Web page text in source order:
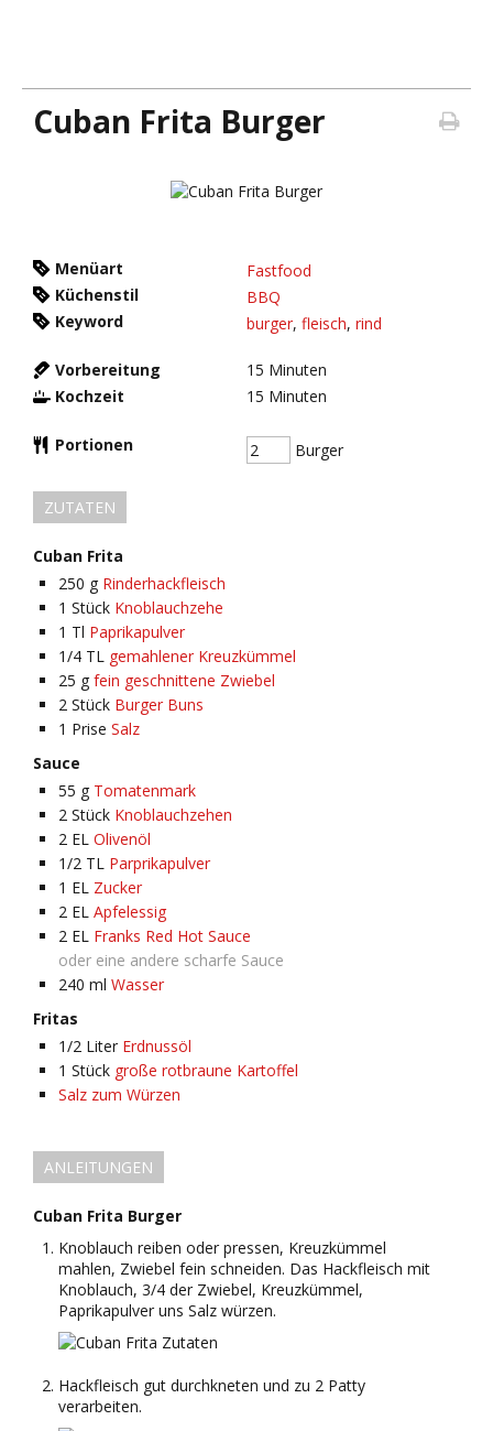
Cuban Frita Burger
Menüart
Fastfood
Küchenstil
BBQ
Keyword
burger, fleisch, rind
Vorbereitung 15 Minuten
Kochzeit
15 Minuten
Portionen Burger
ZUTATEN
Cuban Frita
250 g Rinderhackfleisch
1 Stück Knoblauchzehe
1 Tl Paprikapulver
1/4 TL gemahlener Kreuzkümmel
25 g fein geschnittene Zwiebel
2 Stück Burger Buns
1 Prise Salz
Sauce
55 g Tomatenmark
2 Stück Knoblauchzehen
2 EL Olivenöl
1/2 TL Parprikapulver
1 EL Zucker
2 EL Apfelessig
2 EL Franks Red Hot Sauce
oder eine andere scharfe Sauce
240 ml Wasser
Fritas
1/2 Liter Erdnussöl
1 Stück große rotbraune Kartoffel
Salz zum Würzen
ANLEITUNGEN
Cuban Frita Burger
Knoblauch reiben oder pressen, Kreuzkümmel
mahlen, Zwiebel fein schneiden. Das Hackfleisch mit
Knoblauch, 3/4 der Zwiebel, Kreuzkümmel,
Paprikapulver uns Salz würzen.
Hackfleisch gut durchkneten und zu 2 Patty
verarbeiten.